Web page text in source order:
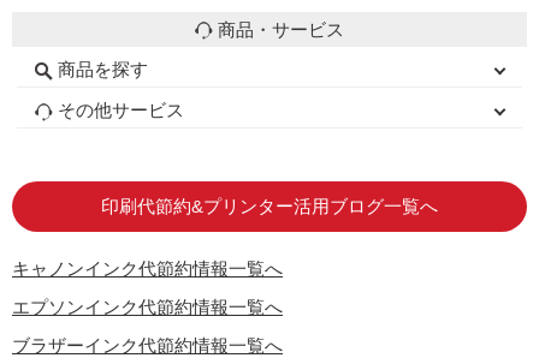
商品・サービス
商品を探す
初心者用セット
キャノンインク
エプソンインク
ブラザーインク
詰め替えインク
互換インクボトル
互換インクカートリッジ
再生インクカートリッジ
トナーカートリッジ
その他サービス
印刷代節約&プリンター活用ブログ一覧へ
キャノンインク代節約情報一覧へ
エプソンインク代節約情報一覧へ
ブラザーインク代節約情報一覧へ